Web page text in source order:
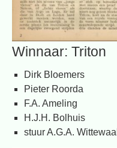
Winnaar: Triton
Dirk Bloemers
Pieter Roorda
F.A. Ameling
H.J.H. Bolhuis
stuur A.G.A. Wittewaall